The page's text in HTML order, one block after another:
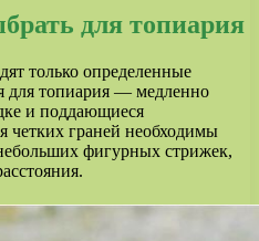
для топиария
только определенные
для топиария — медленно
и поддающиеся
четких граней необходимы
фигурных стрижек,